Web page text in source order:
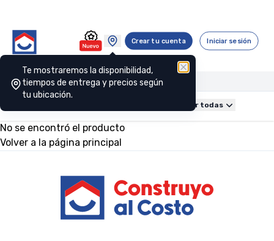
Te mostraremos la disponibilidad,
tiempos de entrega y precios según
tu ubicación.
Crear tu cuenta Iniciar sesión
Ver todas
No se encontró el producto
Volver a la página principal